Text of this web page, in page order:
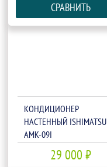
СРАВНИТЬ
КОНДИЦИОНЕР
НАСТЕННЫЙ ISHIMATSU
AMK-09I
29 000 ₽